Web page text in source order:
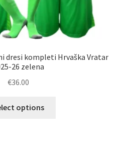
dresi kompleti Hrvaška Vratar
26 zelena
€36.00
options